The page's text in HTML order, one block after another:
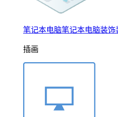
笔记本电脑笔记本电脑装
插画